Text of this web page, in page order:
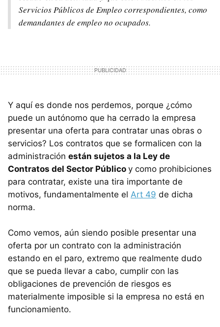
Servicios Públicos de Empleo correspondientes, como
demandantes de empleo no ocupados.
Y aquí es donde nos perdemos, porque ¿cómo
puede un autónomo que ha cerrado la empresa
presentar una oferta para contratar unas obras o
servicios? Los contratos que se formalicen con la
administración están sujetos a la Ley de
Contratos del Sector Público y como prohibiciones
para contratar, existe una tira importante de
motivos, fundamentalmente el Art 49 de dicha
norma.
Como vemos, aún siendo posible presentar una
oferta por un contrato con la administración
estando en el paro, extremo que realmente dudo
que se pueda llevar a cabo, cumplir con las
obligaciones de prevención de riesgos es
materialmente imposible si la empresa no está en
funcionamiento.